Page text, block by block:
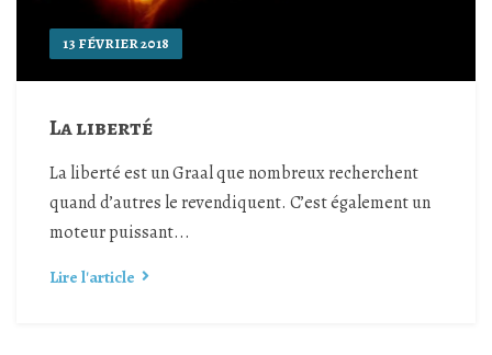
13 FÉVRIER 2018
La liberté
La liberté est un Graal que nombreux recherchent
quand d’autres le revendiquent. C’est également un
moteur puissant...
Lire l'article